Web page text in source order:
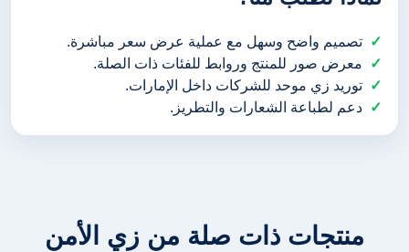
تصميم واضح وسهل مع عملية عرض سعر مباشرة.
معرض صور للمنتج وروابط للفئات ذات الصلة.
توريد زي موحد للشركات داخل الإمارات.
دعم لطباعة الشعارات والتطريز.
منتجات ذات صلة من زي الأمن